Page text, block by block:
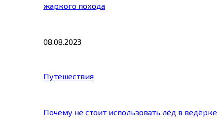
жаркого похода
08.08.2023
Путешествия
Почему не стоит использовать лёд в ведёрке